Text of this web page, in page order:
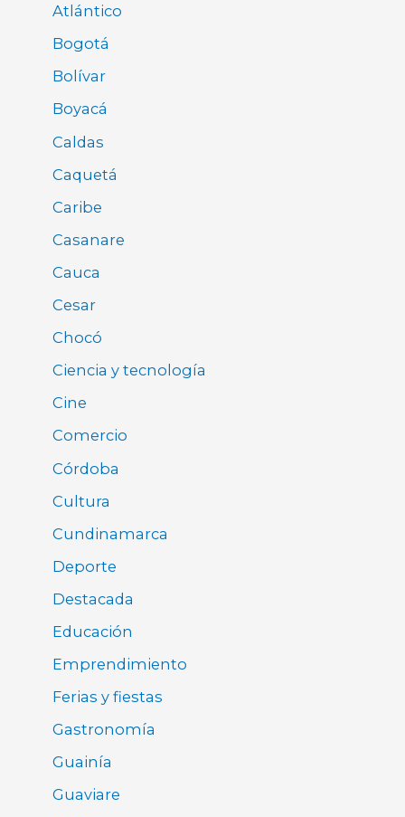
Atlántico
Bogotá
Bolívar
Boyacá
Caldas
Caquetá
Caribe
Casanare
Cauca
Cesar
Chocó
Ciencia y tecnología
Cine
Comercio
Córdoba
Cultura
Cundinamarca
Deporte
Destacada
Educación
Emprendimiento
Ferias y fiestas
Gastronomía
Guainía
Guaviare